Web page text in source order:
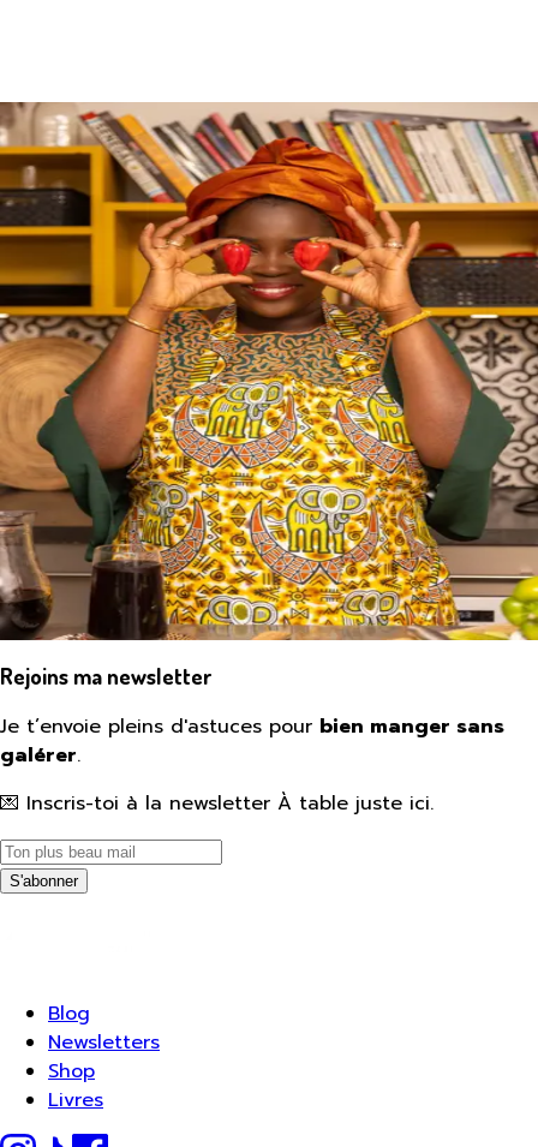
Rejoins ma newsletter
Je t’envoie pleins d'astuces pour bien manger sans
galérer.
💌 Inscris-toi à la newsletter À table juste ici.
S'abonner
Blog
Newsletters
Shop
Livres